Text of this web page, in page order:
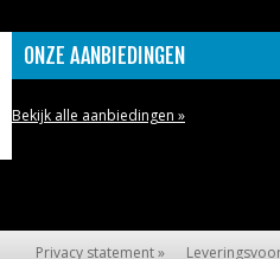
ONZE AANBIEDINGEN
Bekijk alle aanbiedingen »
Privacy statement »